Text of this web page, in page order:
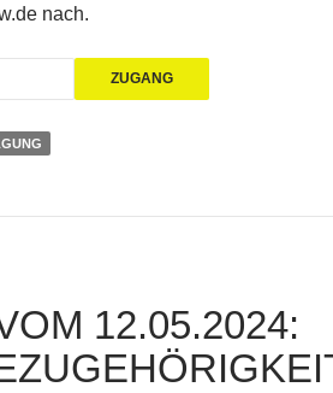
nach.
12.05.2024: